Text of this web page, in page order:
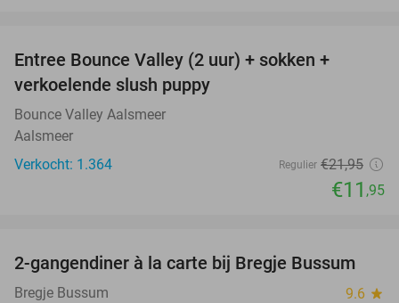
Entree Bounce Valley (2 uur) + sokken +
verkoelende slush puppy
Bounce Valley Aalsmeer
Aalsmeer
Verkocht: 1.364
Regulier €21,95
€11 ,95
12%
2-gangendiner à la carte bij Bregje Bussum
Bregje Bussum 9.6 star